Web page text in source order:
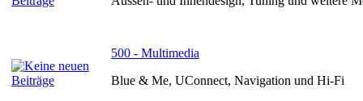
500 - Multimedia
Blue & Me, UConnect, Navigation und Hi-Fi